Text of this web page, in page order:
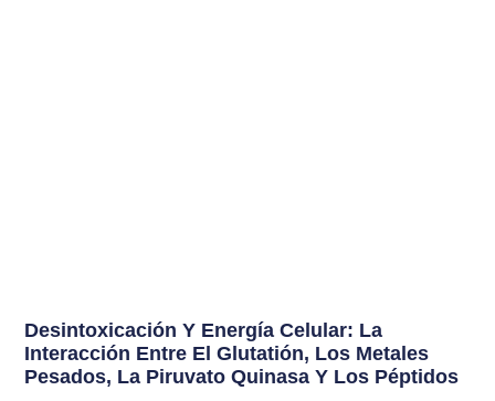
Desintoxicación Y Energía Celular: La
Interacción Entre El Glutatión, Los Metales
Pesados, La Piruvato Quinasa Y Los Péptidos